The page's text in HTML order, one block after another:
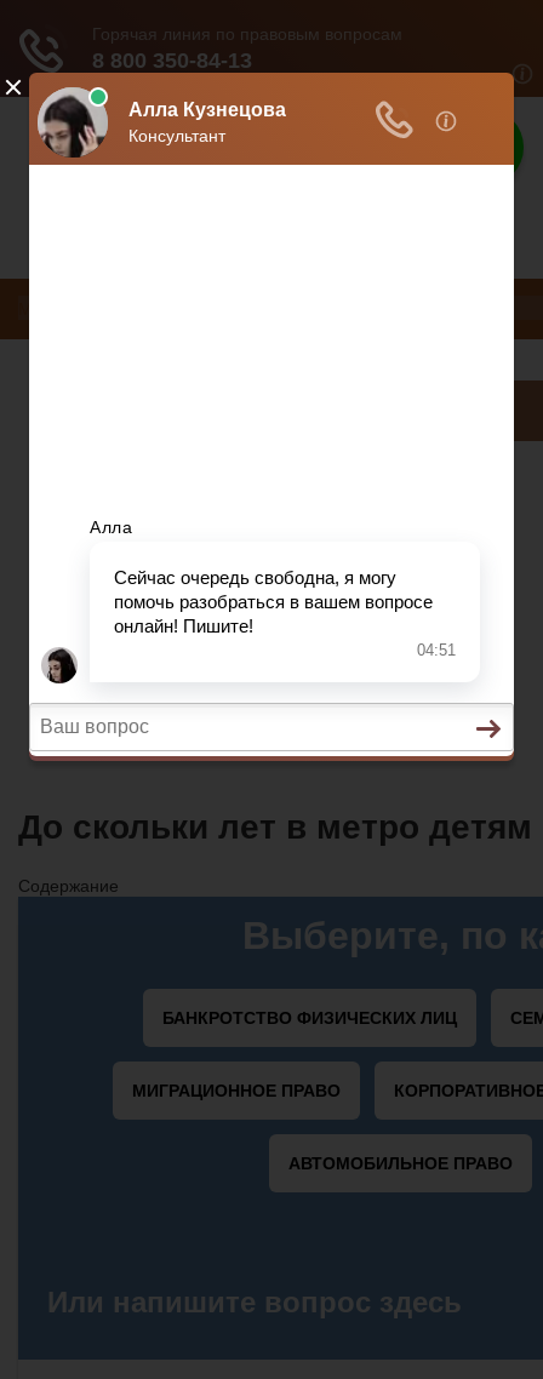
Защита прав
Транспортный налог
Автострахование
НДС
ДТП
Загранпаспорт
Транспортный налог
Автострахование
До скольки лет в метро
Содержание